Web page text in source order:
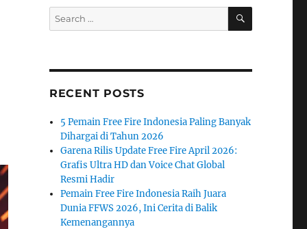
Search
for:
SEARCH
RECENT POSTS
5 Pemain Free Fire Indonesia Paling Banyak
Dihargai di Tahun 2026
Garena Rilis Update Free Fire April 2026:
Grafis Ultra HD dan Voice Chat Global
Resmi Hadir
Pemain Free Fire Indonesia Raih Juara
Dunia FFWS 2026, Ini Cerita di Balik
Kemenangannya